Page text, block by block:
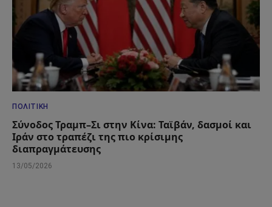
ΠΟΛΙΤΙΚΉ
Σύνοδος Τραμπ–Σι στην Κίνα: Ταϊβάν, δασμοί και
Ιράν στο τραπέζι της πιο κρίσιμης
διαπραγμάτευσης
13/05/2026